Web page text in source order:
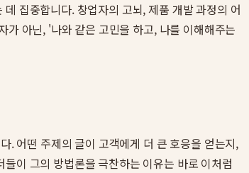
집중합니다. 창업자의 고뇌, 제품 개발 과정의 어
아닌, '나와 같은 고민을 하고, 나를 이해해주는
. 어떤 주제의 글이 고객에게 더 큰 호응을 얻는지,
이 그의 방법론을 극찬하는 이유는 바로 이처럼